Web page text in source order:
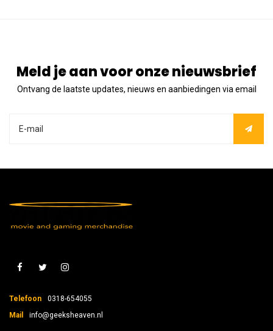
Meld je aan voor onze nieuwsbrief
Ontvang de laatste updates, nieuws en aanbiedingen via email
Telefoon
0318-654055
Mail
info@geeksheaven.nl